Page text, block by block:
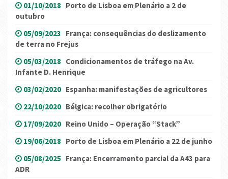
01/10/2018 Porto de Lisboa em Plenário a 2 de
outubro
05/09/2023 França: consequências do deslizamento
de terra no Frejus
05/03/2018 Condicionamentos de tráfego na Av.
Infante D. Henrique
03/02/2020 Espanha: manifestações de agricultores
22/10/2020 Bélgica: recolher obrigatório
17/09/2020 Reino Unido – Operação “Stack”
19/06/2018 Porto de Lisboa em Plenário a 22 de junho
05/08/2025 França: Encerramento parcial da A43 para
ADR